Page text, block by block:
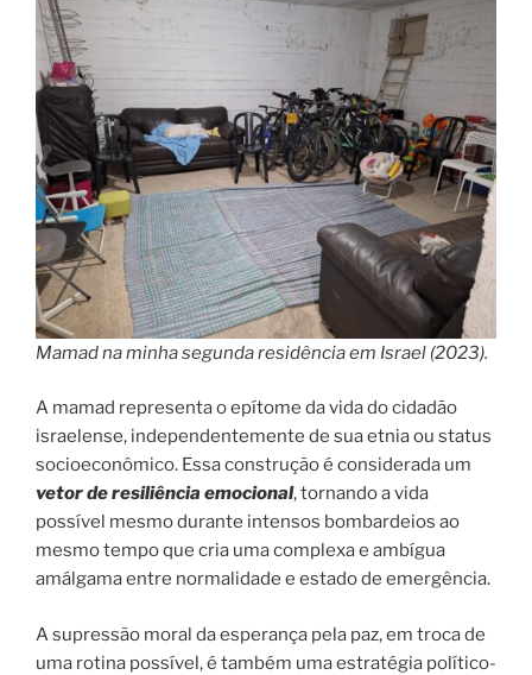
Mamad na minha segunda residência em Israel (2023).
A mamad representa o epítome da vida do cidadão
israelense, independentemente de sua etnia ou status
socioeconômico. Essa construção é considerada um
vetor de resiliência emocional, tornando a vida
possível mesmo durante intensos bombardeios ao
mesmo tempo que cria uma complexa e ambígua
amálgama entre normalidade e estado de emergência.
A supressão moral da esperança pela paz, em troca de
uma rotina possível, é também uma estratégia político-